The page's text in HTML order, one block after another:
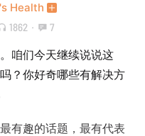
Health
1862 · 7
咱们今天继续说说这
？你好奇哪些有解决方
有趣的话题，最有代表